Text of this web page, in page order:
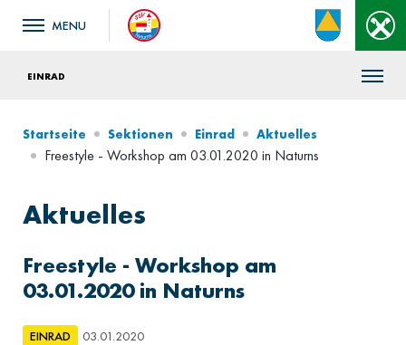
EINRAD
Startseite Sektionen Einrad Aktuelles
Freestyle - Workshop am 03.01.2020 in Naturns
Aktuelles
Freestyle - Workshop am
03.01.2020 in Naturns
EINRAD 03.01.2020